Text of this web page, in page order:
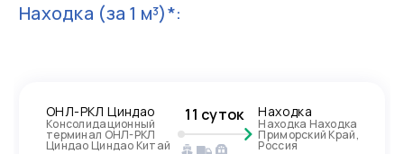
Находка (за 1 м³)*:
ОНЛ-РКЛ Циндао
Консолидационный
терминал ОНЛ-РКЛ
Циндао Циндао Китай
11 суток Находка
Находка Находка
Приморский Край,
Россия